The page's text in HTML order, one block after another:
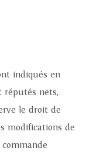
indiqués en
réputés nets,
le droit de
modifications de